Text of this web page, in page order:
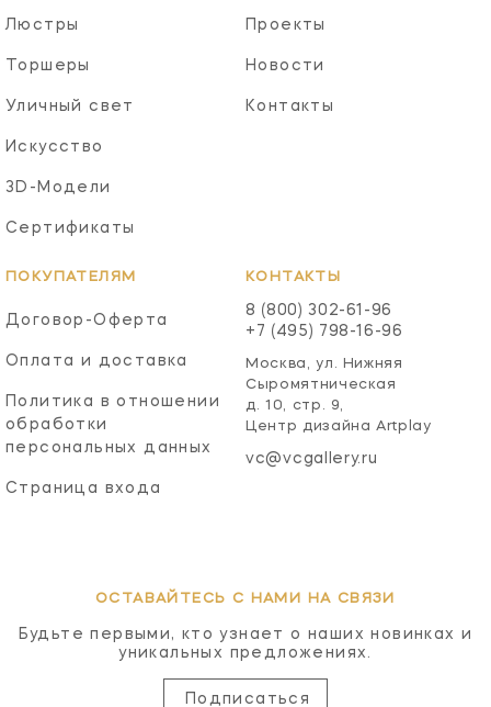
Люстры
Торшеры
Уличный свет
Искусство
3D-Модели
Сертификаты
Проекты
Новости
Контакты
ПОКУПАТЕЛЯМ
Договор-Оферта
Оплата и доставка
Политика в отношении
обработки
персональных данных
Страница входа
КОНТАКТЫ
8 (800) 302-61-96
+7 (495) 798-16-96
Москва, ул. Нижняя
Сыромятническая
д. 10, стр. 9,
Центр дизайна Artplay
vc@vcgallery.ru
ОСТАВАЙТЕСЬ С НАМИ НА СВЯЗИ
Будьте первыми, кто узнает о наших новинках и
уникальных предложениях.
Подписаться